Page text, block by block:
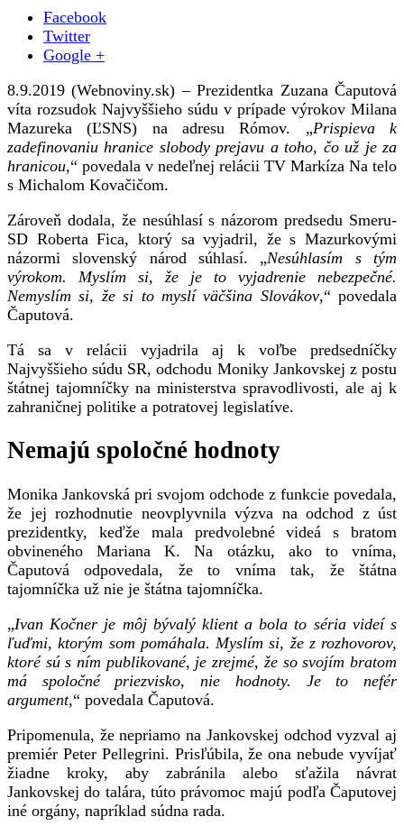
Facebook
Twitter
Google +
8.9.2019 (Webnoviny.sk) – Prezidentka Zuzana Čaputová
víta rozsudok Najvyššieho súdu v prípade výrokov Milana
Mazureka (ĽSNS) na adresu Rómov. „Prispieva k
zadefinovaniu hranice slobody prejavu a toho, čo už je za
hranicou,“ povedala v nedeľnej relácii TV Markíza Na telo
s Michalom Kovačičom.
Zároveň dodala, že nesúhlasí s názorom predsedu Smeru-
SD Roberta Fica, ktorý sa vyjadril, že s Mazurkovými
názormi slovenský národ súhlasí. „Nesúhlasím s tým
výrokom. Myslím si, že je to vyjadrenie nebezpečné.
Nemyslím si, že si to myslí väčšina Slovákov,“ povedala
Čaputová.
Tá sa v relácii vyjadrila aj k voľbe predsedníčky
Najvyššieho súdu SR, odchodu Moniky Jankovskej z postu
štátnej tajomníčky na ministerstva spravodlivosti, ale aj k
zahraničnej politike a potratovej legislatíve.
Nemajú spoločné hodnoty
Monika Jankovská pri svojom odchode z funkcie povedala,
že jej rozhodnutie neovplyvnila výzva na odchod z úst
prezidentky, keďže mala predvolebné videá s bratom
obvineného Mariana K. Na otázku, ako to vníma,
Čaputová odpovedala, že to vníma tak, že štátna
tajomníčka už nie je štátna tajomníčka.
„Ivan Kočner je môj bývalý klient a bola to séria videí s
ľuďmi, ktorým som pomáhala. Myslím si, že z rozhovorov,
ktoré sú s ním publikované, je zrejmé, že so svojím bratom
má spoločné priezvisko, nie hodnoty. Je to nefér
argument,“ povedala Čaputová.
Pripomenula, že nepriamo na Jankovskej odchod vyzval aj
premiér Peter Pellegrini. Prisľúbila, že ona nebude vyvíjať
žiadne kroky, aby zabránila alebo sťažila návrat
Jankovskej do talára, túto právomoc majú podľa Čaputovej
iné orgány, napríklad súdna rada.